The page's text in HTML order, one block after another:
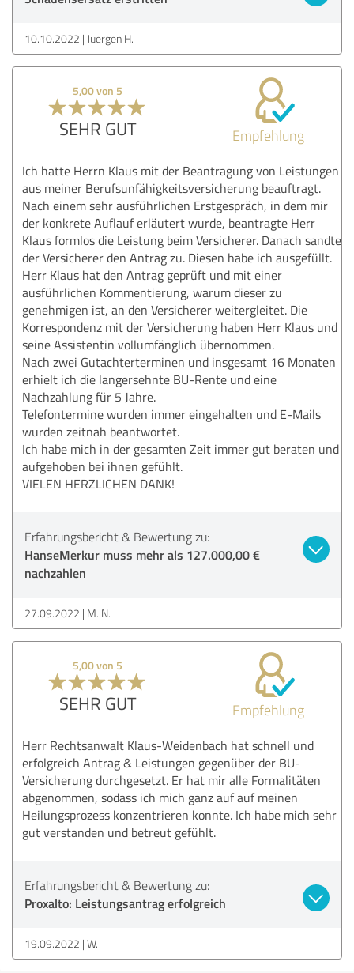
10.10.2022 Juergen H.
5,00 von 5
SEHR GUT Empfehlung
Ich hatte Herrn Klaus mit der Beantragung von Leistungen
aus meiner Berufsunfähigkeitsversicherung beauftragt.
Nach einem sehr ausführlichen Erstgespräch, in dem mir
der konkrete Auflauf erläutert wurde, beantragte Herr
Klaus formlos die Leistung beim Versicherer. Danach sandte
der Versicherer den Antrag zu. Diesen habe ich ausgefüllt.
Herr Klaus hat den Antrag geprüft und mit einer
ausführlichen Kommentierung, warum dieser zu
genehmigen ist, an den Versicherer weitergleitet. Die
Korrespondenz mit der Versicherung haben Herr Klaus und
seine Assistentin vollumfänglich übernommen.
Nach zwei Gutachterterminen und insgesamt 16 Monaten
erhielt ich die langersehnte BU-Rente und eine
Nachzahlung für 5 Jahre.
Telefontermine wurden immer eingehalten und E-Mails
wurden zeitnah beantwortet.
Ich habe mich in der gesamten Zeit immer gut beraten und
aufgehoben bei ihnen gefühlt.
VIELEN HERZLICHEN DANK!
Erfahrungsbericht & Bewertung zu:
HanseMerkur muss mehr als 127.000,00 €
nachzahlen
27.09.2022 M. N.
5,00 von 5
SEHR GUT Empfehlung
Herr Rechtsanwalt Klaus-Weidenbach hat schnell und
erfolgreich Antrag & Leistungen gegenüber der BU-
Versicherung durchgesetzt. Er hat mir alle Formalitäten
abgenommen, sodass ich mich ganz auf auf meinen
Heilungsprozess konzentrieren konnte. Ich habe mich sehr
gut verstanden und betreut gefühlt.
Erfahrungsbericht & Bewertung zu:
Proxalto: Leistungsantrag erfolgreich
19.09.2022 W.